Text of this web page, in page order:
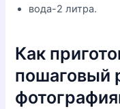
вода-2 литра.
Как
пошаговый